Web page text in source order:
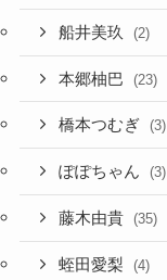
船井美玖 (2)
本郷柚巴 (23)
橋本つむぎ (3)
ぽぽちゃん (3)
藤木由貴 (35)
蛭田愛梨 (4)